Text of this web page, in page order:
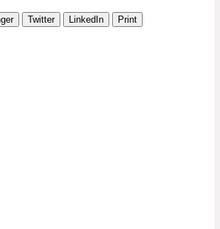
Twitter LinkedIn Print